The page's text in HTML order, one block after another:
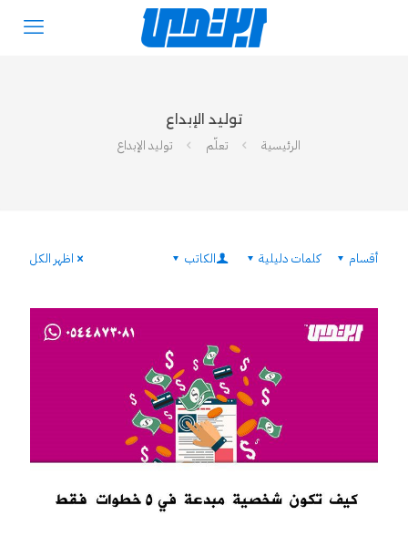
توليد الإبداع
الرئيسية
تعلّم توليد الإبداع
أقسام كلمات دليلية الكاتب اظهر الكل